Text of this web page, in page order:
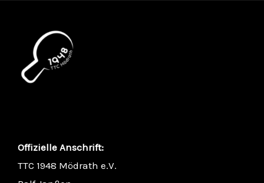
Offizielle Anschrift:
TTC 1948 Mödrath e.V.